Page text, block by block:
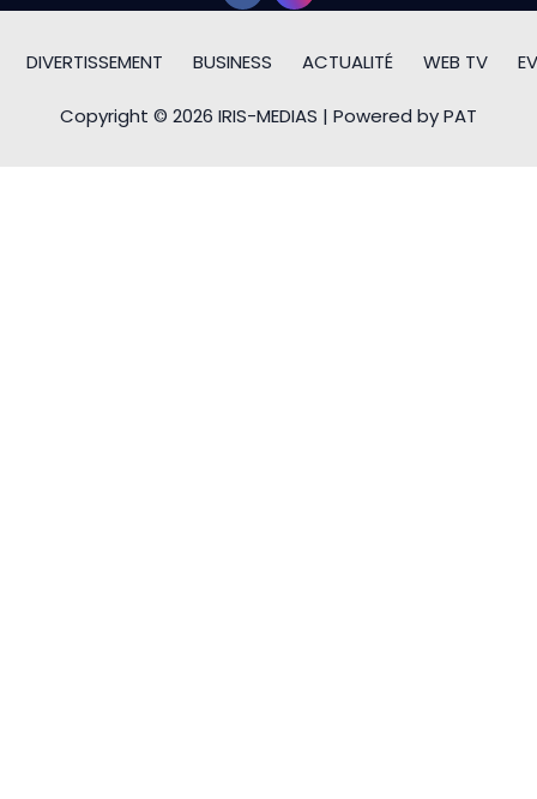
DIVERTISSEMENT BUSINESS ACTUALITÉ WEB TV
Copyright © 2026 IRIS-MEDIAS | Powered by PAT